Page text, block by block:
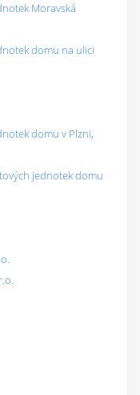
Moravská
domu na ulici
domu v Plzni,
jednotek domu